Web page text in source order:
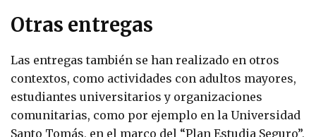
Otras entregas
Las entregas también se han realizado en otros
contextos, como actividades con adultos mayores,
estudiantes universitarios y organizaciones
comunitarias, como por ejemplo en la Universidad
Santo Tomás, en el marco del “Plan Estudia Seguro”,